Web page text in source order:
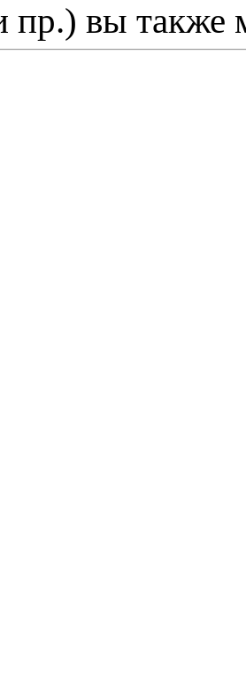
пр.) вы также